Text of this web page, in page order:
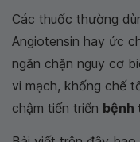
Các thuốc thường
Angiotensin hay ức
ngăn chặn nguy cơ
vi mạch, khống chế
chậm tiến triển bệnh